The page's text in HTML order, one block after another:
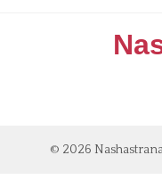
© 2026